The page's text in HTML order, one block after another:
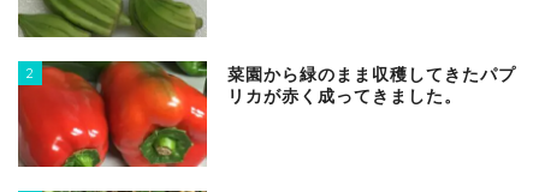
2
菜園から緑のまま収穫してきたパプ
リカが赤く成ってきました。